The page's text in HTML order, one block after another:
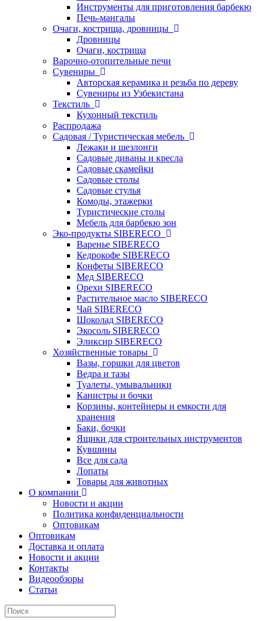
Инструменты для приготовления барбекю
Печь-мангалы
Очаги, кострища, дровницы
Дровницы
Очаги, кострища
Варочно-отопительные печи
Сувениры
Авторская керамика и резьба по дереву
Сувениры из Узбекистана
Текстиль
Кухонный текстиль
Распродажа
Садовая / Туристическая мебель
Лежаки и шезлонги
Садовые диваны и кресла
Садовые скамейки
Садовые столы
Садовые стулья
Комоды, этажерки
Туристические столы
Мебель для барбекю зон
Эко-продукты SIBERECO
Варенье SIBERECO
Кедрокофе SIBERECO
Конфеты SIBERECO
Мед SIBERECO
Орехи SIBERECO
Растительное масло SIBERECO
Чай SIBERECO
Шоколад SIBERECO
Экосоль SIBERECO
Эликсир SIBERECO
Хозяйственные товары
Вазы, горшки для цветов
Ведра и тазы
Туалеты, умывальники
Канистры и бочки
Корзины, контейнеры и емкости для
хранения
Баки, бочки
Ящики для строительных инструментов
Кувшины
Все для сада
Лопаты
Товары для животных
О компании
Новости и акции
Политика конфиденциальности
Оптовикам
Оптовикам
Доставка и оплата
Новости и акции
Контакты
Видеообзоры
Статьи